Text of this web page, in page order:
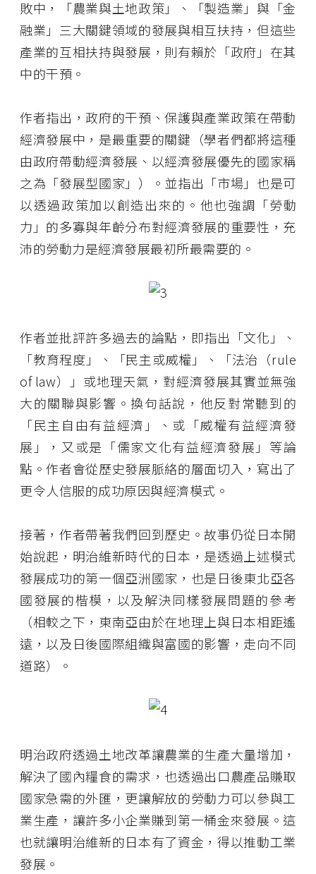
敗中，「農業與土地政策」、「製造業」與「金
融業」三大關鍵領域的發展與相互扶持，但這些
產業的互相扶持與發展，則有賴於「政府」在其
中的干預。
作者指出，政府的干預、保護與產業政策在帶動
經濟發展中，是最重要的關鍵（學者們都將這種
由政府帶動經濟發展、以經濟發展優先的國家稱
之為「發展型國家」）。並指出「市場」也是可
以透過政策加以創造出來的。他也強調「勞動
力」的多寡與年齡分布對經濟發展的重要性，充
沛的勞動力是經濟發展最初所最需要的。
作者並批評許多過去的論點，即指出「文化」、
「教育程度」、「民主或威權」、「法治（rule
of law）」或地理天氣，對經濟發展其實並無強
大的關聯與影響。換句話說，他反對常聽到的
「民主自由有益經濟」、或「威權有益經濟發
展」，又或是「儒家文化有益經濟發展」等論
點。作者會從歷史發展脈絡的層面切入，寫出了
更令人信服的成功原因與經濟模式。
接著，作者帶著我們回到歷史。故事仍從日本開
始說起，明治維新時代的日本，是透過上述模式
發展成功的第一個亞洲國家，也是日後東北亞各
國發展的楷模，以及解決同樣發展問題的參考
（相較之下，東南亞由於在地理上與日本相距遙
遠，以及日後國際組織與富國的影響，走向不同
道路）。
明治政府透過土地改革讓農業的生產大量增加，
解決了國內糧食的需求，也透過出口農產品賺取
國家急需的外匯，更讓解放的勞動力可以參與工
業生產，讓許多小企業賺到第一桶金來發展。這
也就讓明治維新的日本有了資金，得以推動工業
發展。